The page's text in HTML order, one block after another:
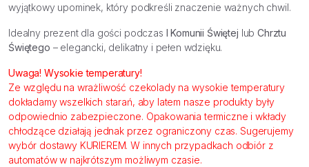
wyjątkowy upominek, który podkreśli znaczenie ważnych chwil.
Idealny prezent dla gości podczas I Komunii Świętej lubChrztu
Świętego – elegancki, delikatny i pełen wdzięku.
Uwaga! Wysokie temperatury!
Ze względu na wrażliwość czekolady na wysokie temperatury
dokładamy wszelkich starań, aby latem nasze produkty były
odpowiednio zabezpieczone. Opakowania termiczne i wkłady
chłodzące działają jednak przez ograniczony czas. Sugerujemy
wybór dostawy KURIEREM. W innych przypadkach odbiór z
automatów w najkrótszym możliwym czasie.